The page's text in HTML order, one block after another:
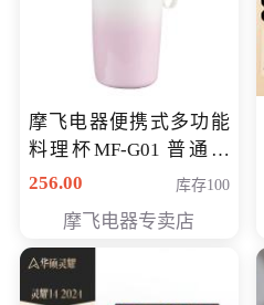
摩飞电器便携式多功能
料理杯MF-G01 普通会
员专享价格118元
256.00 库存100
摩飞电器专卖店